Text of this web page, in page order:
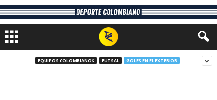
EQUIPOS COLOMBIANOS FUTSAL GOLES EN EL EXTERIOR